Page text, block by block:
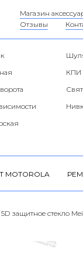
Магазин
Отзывы
КПИ
MOTOROLA
5D защитное стекло